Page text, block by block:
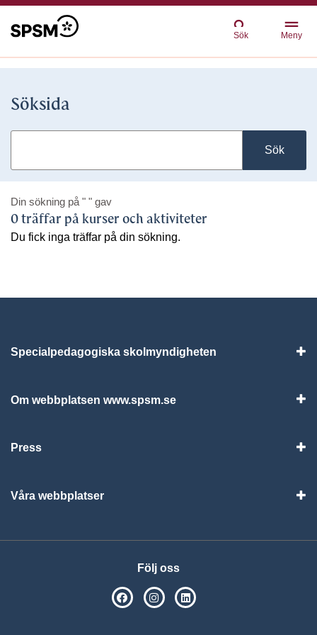
Sök Meny
Söksida
Sök
Din sökning på " " gav
0 träffar på kurser och aktiviteter
Du fick inga träffar på din sökning.
Specialpedagogiska skolmyndigheten
Om webbplatsen www.spsm.se
Press
Våra webbplatser
Följ oss
SPSM på Facebook
SPSM på Instagram